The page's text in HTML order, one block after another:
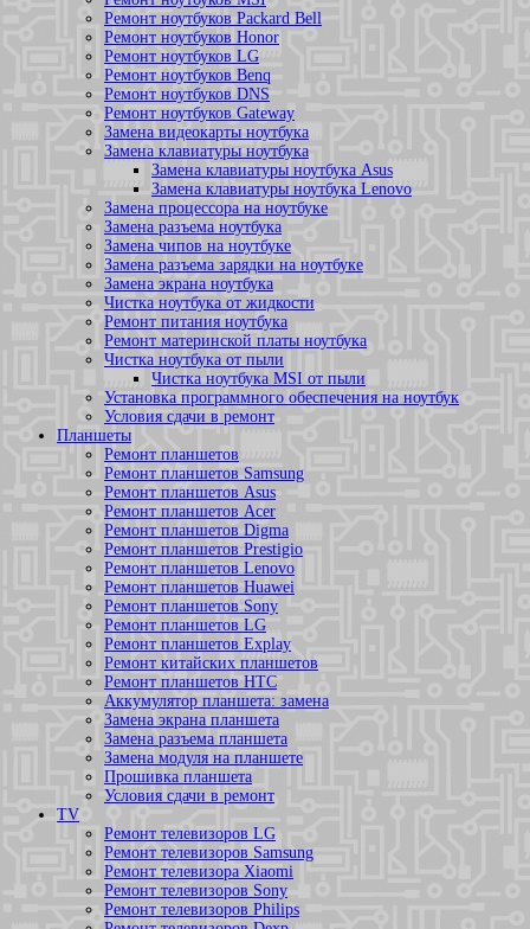
Ремонт ноутбуков Packard Bell
Ремонт ноутбуков Honor
Ремонт ноутбуков LG
Ремонт ноутбуков Benq
Ремонт ноутбуков DNS
Ремонт ноутбуков Gateway
Замена видеокарты ноутбука
Замена клавиатуры ноутбука
Замена клавиатуры ноутбука Asus
Замена клавиатуры ноутбука Lenovo
Замена процессора на ноутбуке
Замена разъема ноутбука
Замена чипов на ноутбуке
Замена разъема зарядки на ноутбуке
Замена экрана ноутбука
Чистка ноутбука от жидкости
Ремонт питания ноутбука
Ремонт материнской платы ноутбука
Чистка ноутбука от пыли
Чистка ноутбука MSI от пыли
Установка программного обеспечения на ноутбук
Условия сдачи в ремонт
Планшеты
Ремонт планшетов
Ремонт планшетов Samsung
Ремонт планшетов Asus
Ремонт планшетов Acer
Ремонт планшетов Digma
Ремонт планшетов Prestigio
Ремонт планшетов Lenovo
Ремонт планшетов Huawei
Ремонт планшетов Sony
Ремонт планшетов LG
Ремонт планшетов Explay
Ремонт китайских планшетов
Ремонт планшетов HTC
Аккумулятор планшета: замена
Замена экрана планшета
Замена разъема планшета
Замена модуля на планшете
Прошивка планшета
Условия сдачи в ремонт
TV
Ремонт телевизоров LG
Ремонт телевизоров Samsung
Ремонт телевизора Xiaomi
Ремонт телевизоров Sony
Ремонт телевизоров Philips